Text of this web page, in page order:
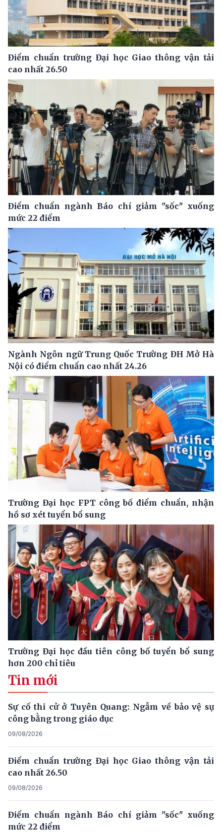
Điểm chuẩn trường Đại học Giao thông vận tải
cao nhất 26.50
Điểm chuẩn ngành Báo chí giảm "sốc" xuống
mức 22 điểm
Ngành Ngôn ngữ Trung Quốc Trường ĐH Mở Hà
Nội có điểm chuẩn cao nhất 24.26
Trường Đại học FPT công bố điểm chuẩn, nhận
hồ sơ xét tuyển bổ sung
Trường Đại học đầu tiên công bố tuyển bổ sung
hơn 200 chỉ tiêu
Tin mới
Sự cố thi cử ở Tuyên Quang: Ngẫm về bảo vệ sự
công bằng trong giáo dục
09/08/2026
Điểm chuẩn trường Đại học Giao thông vận tải
cao nhất 26.50
09/08/2026
Điểm chuẩn ngành Báo chí giảm "sốc" xuống
mức 22 điểm